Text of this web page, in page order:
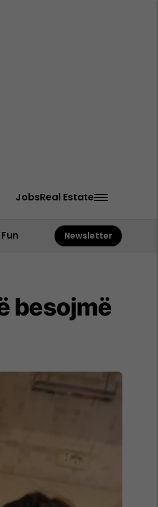
JobsReal Estate
Fun Newsletter
besojmë